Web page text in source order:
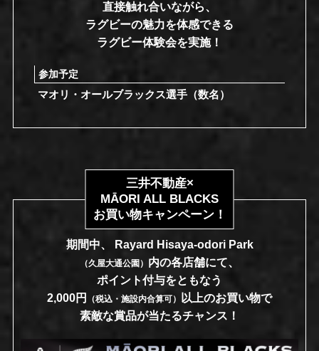
直接触れ合いながら、
ラグビーの魅力を体感できる
ラグビー体験会を実施！
参加予定
マオリ・オールブラックス選手（数名）
三井不動産×
MĀORI ALL BLACKS
お買い物キャンペーン！
期間中、 Rayard Hisaya-odori Park
（久屋大通公園） 内の各店舗にて、
ポイント付与をともなう
2,000円
（税込・施設内合算可）
以上のお買い物で
素敵な賞品が当たるチャンス！